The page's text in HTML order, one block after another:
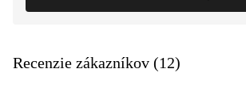
Recenzie zákazníkov (12)